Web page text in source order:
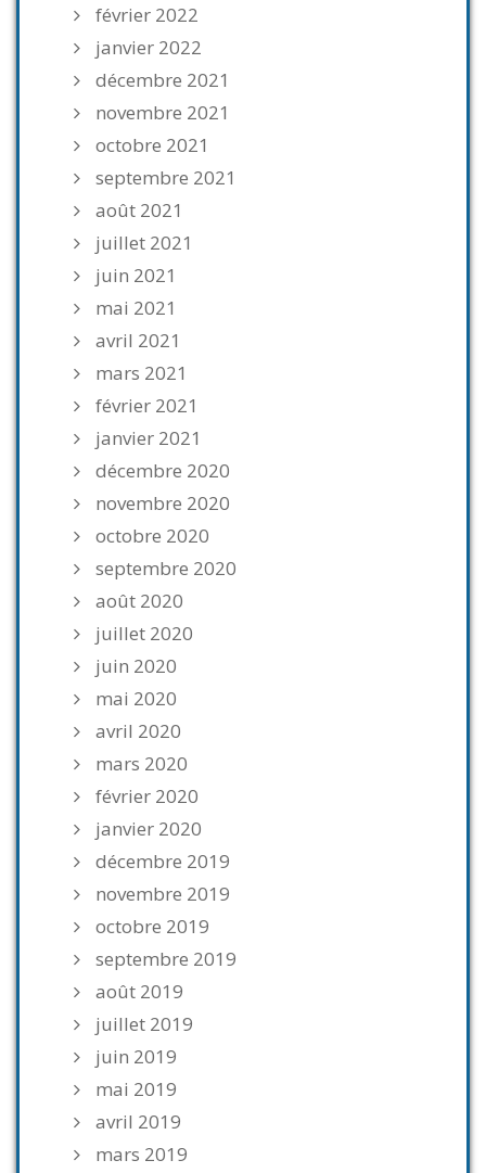
février 2022
janvier 2022
décembre 2021
novembre 2021
octobre 2021
septembre 2021
août 2021
juillet 2021
juin 2021
mai 2021
avril 2021
mars 2021
février 2021
janvier 2021
décembre 2020
novembre 2020
octobre 2020
septembre 2020
août 2020
juillet 2020
juin 2020
mai 2020
avril 2020
mars 2020
février 2020
janvier 2020
décembre 2019
novembre 2019
octobre 2019
septembre 2019
août 2019
juillet 2019
juin 2019
mai 2019
avril 2019
mars 2019